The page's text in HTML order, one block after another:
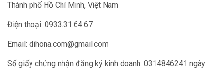
Thành phố Hồ Chí Minh, Việt Nam
Điện thoại: 0933.31.64.67
Email: dihona.com@gmail.com
Số giấy chứng nhận đăng ký kinh doanh: 0314846241 ngày